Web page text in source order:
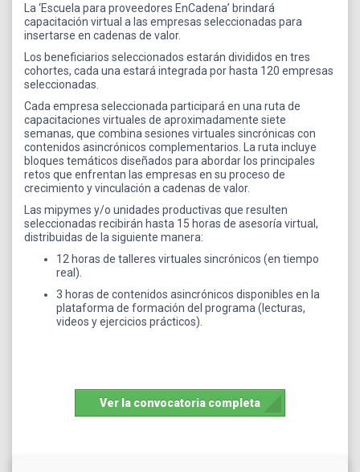
La ‘Escuela para proveedores EnCadena’ brindará
capacitación virtual a las empresas seleccionadas para
insertarse en cadenas de valor.
Los beneficiarios seleccionados estarán divididos en tres
cohortes, cada una estará integrada por hasta 120 empresas
seleccionadas.
Cada empresa seleccionada participará en una ruta de
capacitaciones virtuales de aproximadamente siete
semanas, que combina sesiones virtuales sincrónicas con
contenidos asincrónicos complementarios. La ruta incluye
bloques temáticos diseñados para abordar los principales
retos que enfrentan las empresas en su proceso de
crecimiento y vinculación a cadenas de valor.
Las mipymes y/o unidades productivas que resulten
seleccionadas recibirán hasta 15 horas de asesoría virtual,
distribuidas de la siguiente manera:
12 horas de talleres virtuales sincrónicos (en tiempo
real).
3 horas de contenidos asincrónicos disponibles en la
plataforma de formación del programa (lecturas,
videos y ejercicios prácticos).
Ver la convocatoria completa